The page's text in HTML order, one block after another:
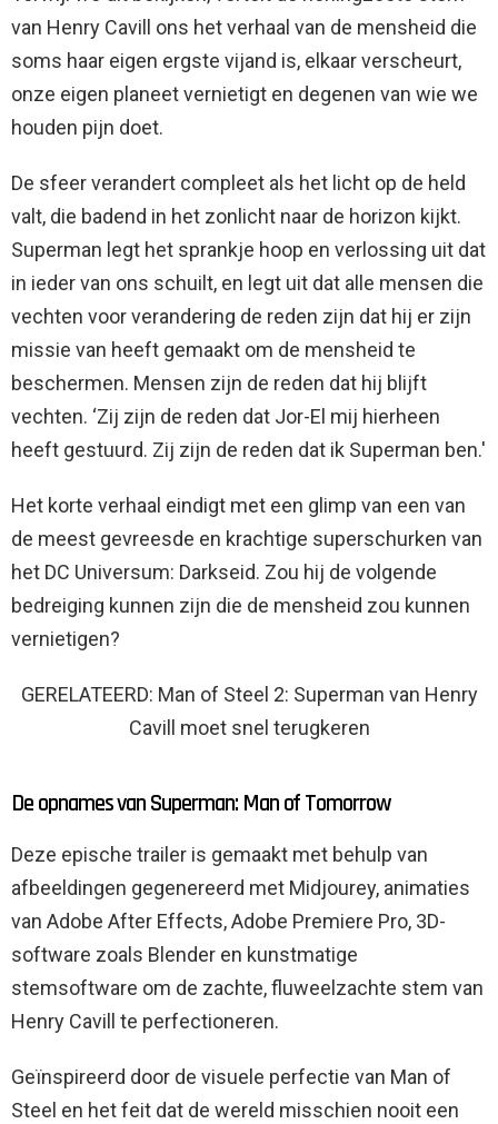
van Henry Cavill ons het verhaal van de mensheid die
soms haar eigen ergste vijand is, elkaar verscheurt,
onze eigen planeet vernietigt en degenen van wie we
houden pijn doet.
De sfeer verandert compleet als het licht op de held
valt, die badend in het zonlicht naar de horizon kijkt.
Superman legt het sprankje hoop en verlossing uit dat
in ieder van ons schuilt, en legt uit dat alle mensen die
vechten voor verandering de reden zijn dat hij er zijn
missie van heeft gemaakt om de mensheid te
beschermen. Mensen zijn de reden dat hij blijft
vechten. ‘Zij zijn de reden dat Jor-El mij hierheen
heeft gestuurd. Zij zijn de reden dat ik Superman ben.'
Het korte verhaal eindigt met een glimp van een van
de meest gevreesde en krachtige superschurken van
het DC Universum: Darkseid. Zou hij de volgende
bedreiging kunnen zijn die de mensheid zou kunnen
vernietigen?
GERELATEERD: Man of Steel 2: Superman van Henry
Cavill moet snel terugkeren
De opnames van Superman: Man of Tomorrow
Deze epische trailer is gemaakt met behulp van
afbeeldingen gegenereerd met Midjourey, animaties
van Adobe After Effects, Adobe Premiere Pro, 3D-
software zoals Blender en kunstmatige
stemsoftware om de zachte, fluweelzachte stem van
Henry Cavill te perfectioneren.
Geïnspireerd door de visuele perfectie van Man of
Steel en het feit dat de wereld misschien nooit een